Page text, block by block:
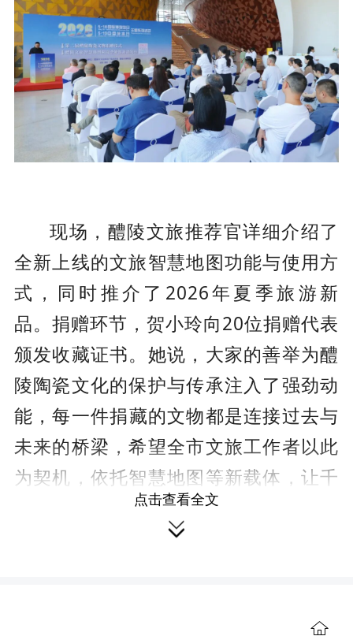
现场， 醴陵文旅推荐官详细介绍了
全新上线的文旅智慧地图功能与使用方
式，同时推介了 2026年夏季旅游新
品。捐赠环节，贺小玲向20位捐赠代表
颁发收藏证书。 她说 ， 大家的善举为醴
陵陶瓷文化的保护与传承注入了强劲动
能 ，每一件捐藏的文物都是连接过去与
未来的桥梁，希望全市文旅工作者以此
为契机，依托智慧地图等新载体，让千
年瓷都文化瑰宝在新时代焕发更加璀璨
到
点击查看全文
